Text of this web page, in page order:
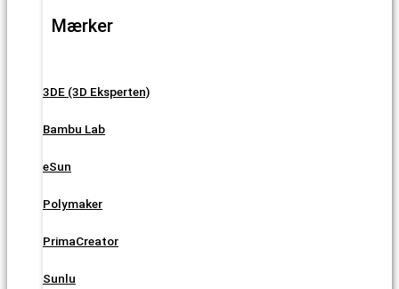
Mærker
3DE (3D Eksperten)
Bambu Lab
eSun
Polymaker
PrimaCreator
Sunlu